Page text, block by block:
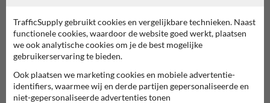
Parkbanken Kunststof picknicktafels
Park- en straatmeubilair
TrafficSupply gebruikt cookies en vergelijkbare technieken. Naast
functionele cookies, waardoor de website goed werkt, plaatsen
we ook analytische cookies om je de best mogelijke
gebruikerservaring te bieden.
Ook plaatsen we marketing cookies en mobiele advertentie-
identifiers, waarmee wij en derde partijen gepersonaliseerde en
niet-gepersonaliseerde advertenties tonen